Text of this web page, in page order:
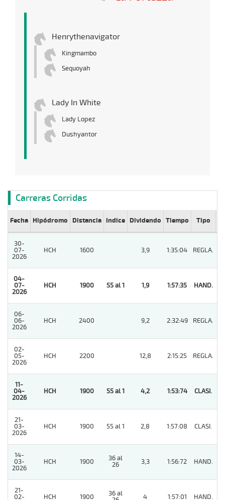
Henrythenavigator
Kingmambo
Sequoyah
Lady In White
Lady Lopez
Dushyantor
Carreras Corridas
Fecha Hipódromo Distancia Indice Dividendo Tiempo Tipo
30-
07-
2026
HCH 1600 3,9 1:35:04 REGLA.
04-
07-
2026
HCH 1900 55 al 1 1,9 1:57:35 HAND.
06-
06-
2026
HCH 2400 9,2 2:32:49 REGLA.
02-
05-
2026
HCH 2200 12,8 2:15:25 REGLA.
11-
04-
2026
HCH 1900 55 al 1 4,2 1:53:74 CLASI.
21-
03-
2026
HCH 1900 55 al 1 2,8 1:57:08 CLASI.
14-
03-
2026
HCH 1900
36 al
26
3,3 1:56:72 HAND.
21-
02-
HCH 1900
36 al
4 1:57:01 HAND.